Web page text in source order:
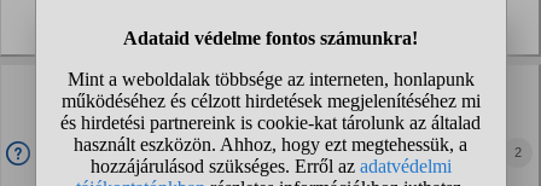
Mit csinálok rosszul, miből kéne több/kevesebb?
Easylife profito, fény
Van egy 180 literes akvám, nettó kb 130 liter víz lehet benne
elég sok hallal. Külső és belső szűrő is egyaránt, JBL e901 ,
2x20w 6500K fénycső, jbl aqua+manado. Elkezdtem
2